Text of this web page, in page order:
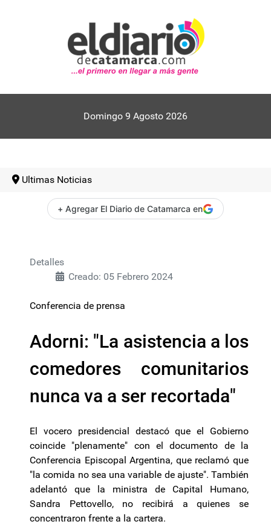
Domingo 9 Agosto 2026
Ultimas Noticias
+ Agregar El Diario de Catamarca en
Detalles
Creado: 05 Febrero 2024
Conferencia de prensa
Adorni: "La asistencia a los
comedores comunitarios
nunca va a ser recortada"
El vocero presidencial destacó que el Gobierno
coincide "plenamente" con el documento de la
Conferencia Episcopal Argentina, que reclamó que
"la comida no sea una variable de ajuste". También
adelantó que la ministra de Capital Humano,
Sandra Pettovello, no recibirá a quienes se
concentraron frente a la cartera.